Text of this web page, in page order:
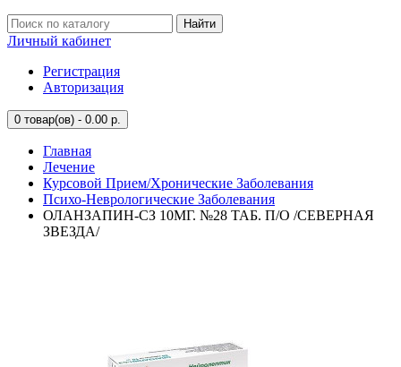
Найти
Личный кабинет
Регистрация
Авторизация
0 товар(ов) - 0.00 р.
Главная
Лечение
Курсовой Прием/Хронические Заболевания
Психо-Неврологические Заболевания
ОЛАНЗАПИН-СЗ 10МГ. №28 ТАБ. П/О /СЕВЕРНАЯ
ЗВЕЗДА/